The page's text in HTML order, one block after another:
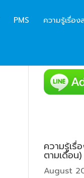
PMS ความรู้เรื่อ
ความรู้เรื่
ตามเดือน)
August